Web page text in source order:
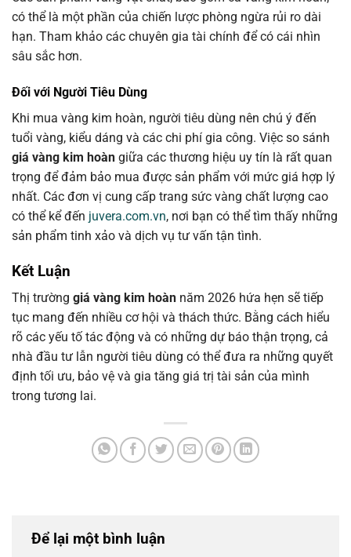
có thể là một phần của chiến lược phòng ngừa rủi ro dài
hạn. Tham khảo các chuyên gia tài chính để có cái nhìn
sâu sắc hơn.
Đối với Người Tiêu Dùng
Khi mua vàng kim hoàn, người tiêu dùng nên chú ý đến
tuổi vàng, kiểu dáng và các chi phí gia công. Việc so sánh
giá vàng kim hoàn giữa các thương hiệu uy tín là rất quan
trọng để đảm bảo mua được sản phẩm với mức giá hợp lý
nhất. Các đơn vị cung cấp trang sức vàng chất lượng cao
có thể kể đến juvera.com.vn, nơi bạn có thể tìm thấy những
sản phẩm tinh xảo và dịch vụ tư vấn tận tình.
Kết Luận
Thị trường giá vàng kim hoàn năm 2026 hứa hẹn sẽ tiếp
tục mang đến nhiều cơ hội và thách thức. Bằng cách hiểu
rõ các yếu tố tác động và có những dự báo thận trọng, cả
nhà đầu tư lẫn người tiêu dùng có thể đưa ra những quyết
định tối ưu, bảo vệ và gia tăng giá trị tài sản của mình
trong tương lai.
Để lại một bình luận